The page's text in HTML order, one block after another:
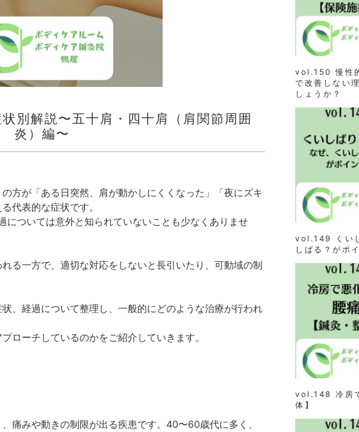
別解説〜五十肩・四十肩（肩関節周囲
炎）編〜
方が「ある日突然、肩が動かしにくくなった」「夜にズキ
代表的な症状です。
ついては意外と知られていないことも少なくありませ
る一方で、適切な対応をしないと長引いたり、可動域の制
、経過について整理し、一般的にどのような治療が行われ
ローチしているのかをご紹介していきます。
痛みや動きの制限が出る疾患です。40〜60歳代に多く、
vol.150 慢性
で改善しない
しょうか？
vol.149 くい
しばる？がポ
vol.148 冷房
体】